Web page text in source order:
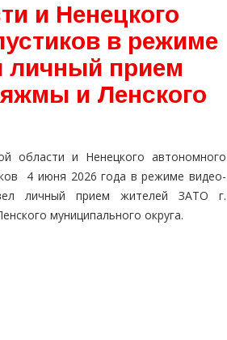
и Ненецкого
в режиме
личный прием
и Ленского
области и Ненецкого автономного
4 июня 2026 года в режиме видео-
личный прием жителей ЗАТО г.
муниципального округа.